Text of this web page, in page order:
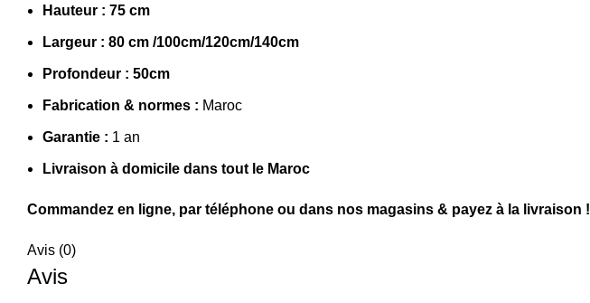
Hauteur : 75 cm
Largeur : 80 cm /100cm/120cm/140cm
Profondeur : 50cm
Fabrication & normes : Maroc
Garantie : 1 an
Livraison à domicile dans tout le Maroc
Commandez en ligne, par téléphone ou dans nos magasins & payez à la livraison !
Avis (0)
Avis